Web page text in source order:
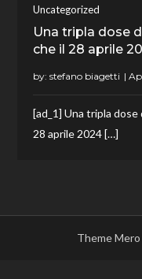
Uncategorized
Una tripla dose
che il 28 aprile
by:stefano biagetti
[ad_1] Una tripla
28 aprile 2024 […]
Theme